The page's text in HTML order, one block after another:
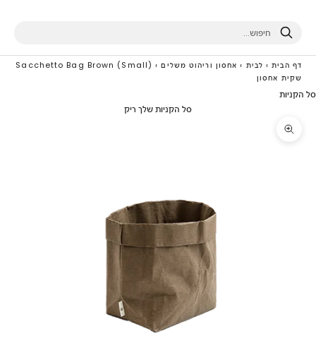
חיפוש
דף הבית › לבית › אחסון וריהוט משלים ›
Sacchetto Bag Brown (Small)
שקית אחסון
סל הקניות
סל הקניות שלך ריק
תקריב